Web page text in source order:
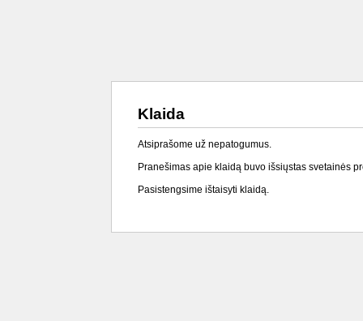
Klaida
Atsiprašome už nepatogumus.
Pranešimas apie klaidą buvo išsiųstas svetainės
Pasistengsime ištaisyti klaidą.